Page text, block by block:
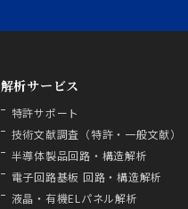
解析サービス
特許サポート
技術文献調査（特許・一般文献）
半導体製品回路・構造解析
電子回路基板 回路・構造解析
液晶・有機ELパネル解析